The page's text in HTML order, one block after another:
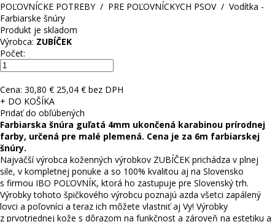
POĽOVNÍCKE POTREBY/ PRE POĽOVNÍCKYCH PSOV/ Vodítka -
Farbiarske šnúry
Produkt je skladom
Výrobca: ZUBÍČEK
Počet:
Cena: 30,80 € 25,04 € bez DPH
+ DO KOŠÍKA
Pridať do obľúbených
Farbiarska šnúra guľatá 4mm ukončená karabinou prírodnej
farby, určená pre malé plemená. Cena je za 6m farbiarskej
šnúry.
Najväčší výrobca koženných výrobkov ZUBÍČEK prichádza v plnej
sile, v kompletnej ponuke a so 100% kvalitou aj na Slovensko
s firmou IBO POĽOVNÍK, ktorá ho zastupuje pre Slovenský trh.
Výrobky tohoto špičkového výrobcu poznajú azda všetci zapálený
lovci a poľovníci a teraz ich môžete vlastniť aj Vy! Výrobky
z prvotriednej kože s dôrazom na funkčnost a zároveň na estetiku a